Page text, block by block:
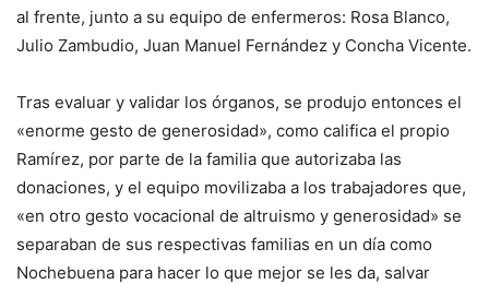
al frente, junto a su equipo de enfermeros: Rosa Blanco,
Julio Zambudio, Juan Manuel Fernández y Concha Vicente.
Tras evaluar y validar los órganos, se produjo entonces el
«enorme gesto de generosidad», como califica el propio
Ramírez, por parte de la familia que autorizaba las
donaciones, y el equipo movilizaba a los trabajadores que,
«en otro gesto vocacional de altruismo y generosidad» se
separaban de sus respectivas familias en un día como
Nochebuena para hacer lo que mejor se les da, salvar